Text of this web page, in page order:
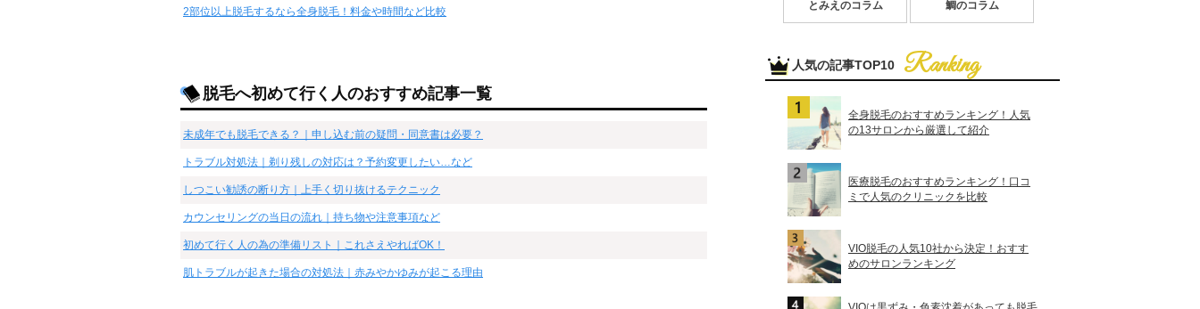
2部位以上脱毛するなら全身脱毛！料金や時間など比較
脱毛へ初めて行く人のおすすめ記事一覧
未成年でも脱毛できる？｜申し込む前の疑問・同意書は必要？
トラブル対処法｜剃り残しの対応は？予約変更したい…など
しつこい勧誘の断り方｜上手く切り抜けるテクニック
カウンセリングの当日の流れ｜持ち物や注意事項など
初めて行く人の為の準備リスト｜これさえやればOK！
肌トラブルが起きた場合の対処法｜赤みやかゆみが起こる理由
とみえのコラム 鯛のコラム
人気の記事TOP10
全身脱毛のおすすめランキング！人気
の13サロンから厳選して紹介
医療脱毛のおすすめランキング！口コ
ミで人気のクリニックを比較
VIO脱毛の人気10社から決定！おすす
めのサロンランキング